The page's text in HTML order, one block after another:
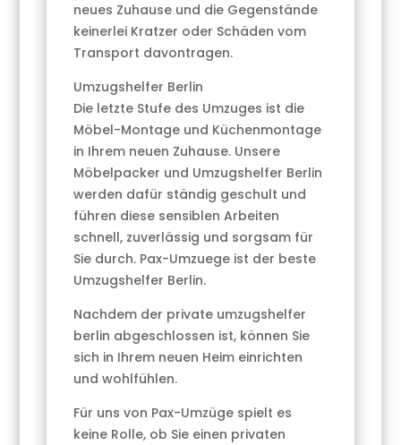
neues Zuhause und die Gegenstände
keinerlei Kratzer oder Schäden vom
Transport davontragen.
Umzugshelfer Berlin
Die letzte Stufe des Umzuges ist die
Möbel-Montage und Küchenmontage
in Ihrem neuen Zuhause. Unsere
Möbelpacker und Umzugshelfer Berlin
werden dafür ständig geschult und
führen diese sensiblen Arbeiten
schnell, zuverlässig und sorgsam für
Sie durch. Pax-Umzuege ist der beste
Umzugshelfer Berlin.
Nachdem der private umzugshelfer
berlin abgeschlossen ist, können Sie
sich in Ihrem neuen Heim einrichten
und wohlfühlen.
Für uns von Pax-Umzüge spielt es
keine Rolle, ob Sie einen privaten